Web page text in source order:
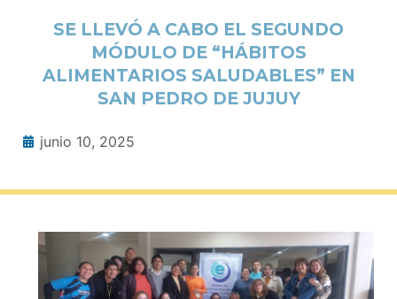
SE LLEVÓ A CABO EL SEGUNDO
MÓDULO DE “HÁBITOS
ALIMENTARIOS SALUDABLES” EN
SAN PEDRO DE JUJUY
junio 10, 2025